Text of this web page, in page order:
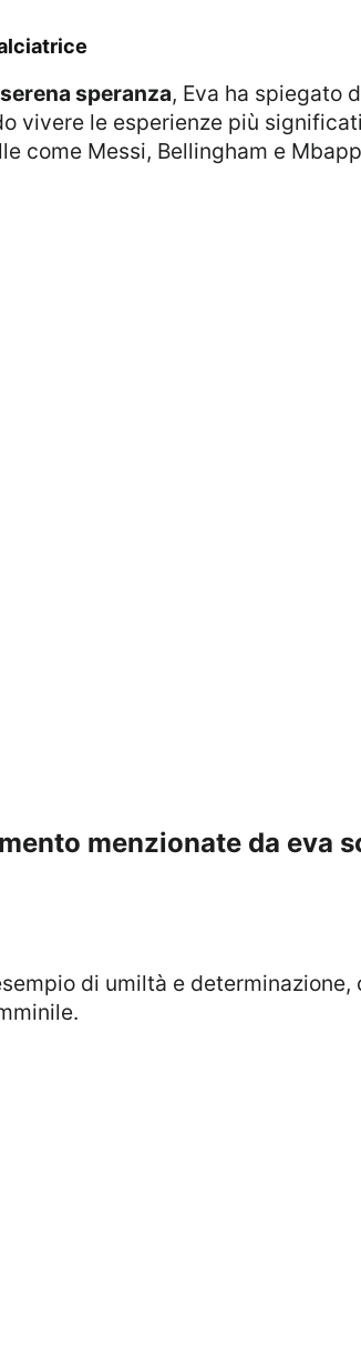
serena speranza, Eva ha spiegato
vivere le esperienze più
come Messi, Bellingham e
menzionate da eva